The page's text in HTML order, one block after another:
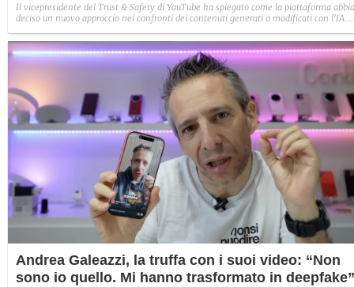
Il vicepresidente del Trust & Safety di YouTube ha spiegato come la piattaforma abbia
deciso un nuovo approccio nei confronti dei contenuti generati o modificati con l'IA.
sensibili non saranno più monetizzabili.
Andrea Galeazzi, la truffa con i suoi video: “Non
sono io quello. Mi hanno trasformato in deepfake”